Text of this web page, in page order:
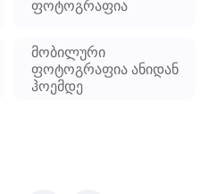
ფოტოგრაფია
მობილური
ფოტოგრაფია ანიდან
ჰოემდე